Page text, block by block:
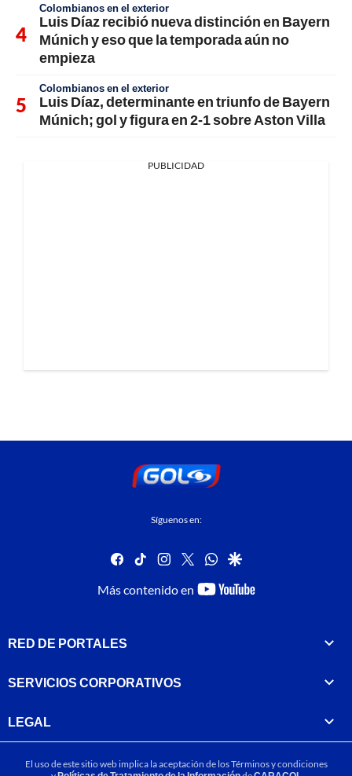
Colombianos en el exterior
Luis Díaz recibió nueva distinción en Bayern
Múnich y eso que la temporada aún no
empieza
Colombianos en el exterior
Luis Díaz, determinante en triunfo de Bayern
Múnich; gol y figura en 2-1 sobre Aston Villa
PUBLICIDAD
Síguenos en:
facebook
tiktok instagram
twitterwhatsapp
google
Más contenido en
youtube-
RED DE PORTALES
SERVICIOS CORPORATIVOS
LEGAL
El uso de este sitio web implica la aceptación de losTérminos y condiciones